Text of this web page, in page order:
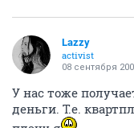
Lazzy
activist
08 сентября
У нас тоже
деньги. Т.е.